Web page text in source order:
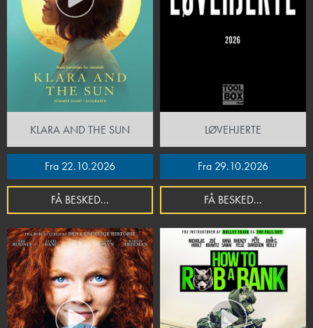
KLARA AND THE SUN
Fra 22.10.2026
FÅ BESKED...
LØVEHJERTE
Fra 29.10.2026
FÅ BESKED...